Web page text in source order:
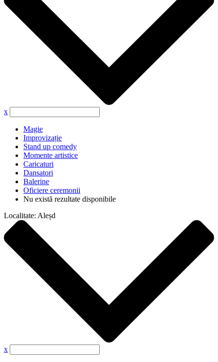
x
Magie
Improvizație
Stand up comedy
Momente artistice
Caricaturi
Dansatori
Balerine
Oficiere ceremonii
Nu există rezultate disponibile
Localitate: Aleșd
x